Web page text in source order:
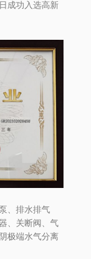
成功入选高新
、排水排气
、关断阀、气
极端水气分离